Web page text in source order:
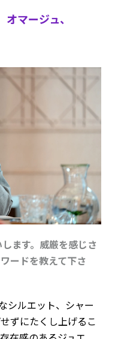
マージュ、
ます。威厳を感じさ
ードを教えて下さ
シルエット、シャー
ずにたくし上げるこ